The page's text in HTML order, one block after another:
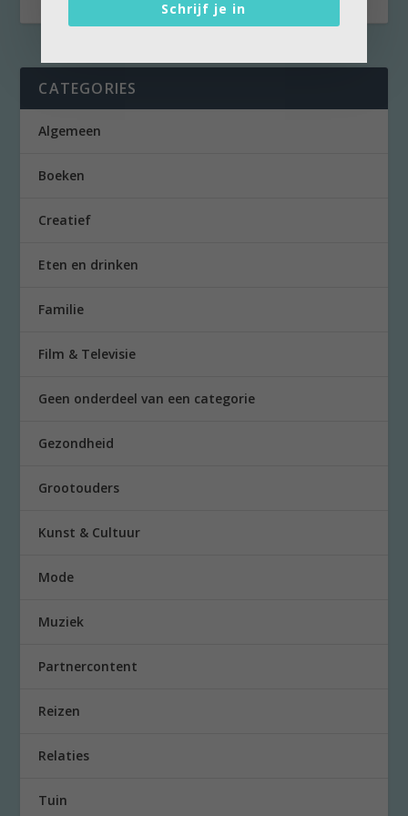
CATEGORIES
Algemeen
Boeken
Creatief
Eten en drinken
Familie
Film & Televisie
Geen onderdeel van een categorie
Gezondheid
Grootouders
Kunst & Cultuur
Mode
Muziek
Partnercontent
Reizen
Relaties
Tuin
Schrijf je in